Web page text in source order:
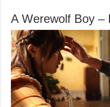
A Werewolf Boy –